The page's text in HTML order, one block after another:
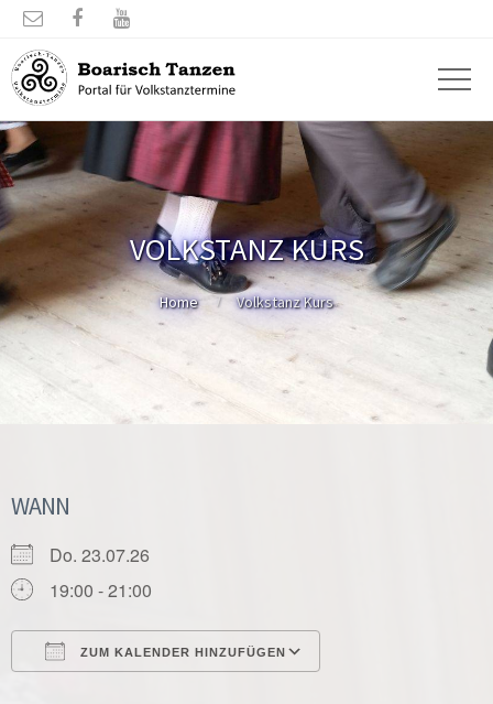
  
VOLKSTANZ KURS
Home Volkstanz Kurs
WANN
Do. 23.07.26
19:00 - 21:00
ZUM KALENDER HINZUFÜGEN